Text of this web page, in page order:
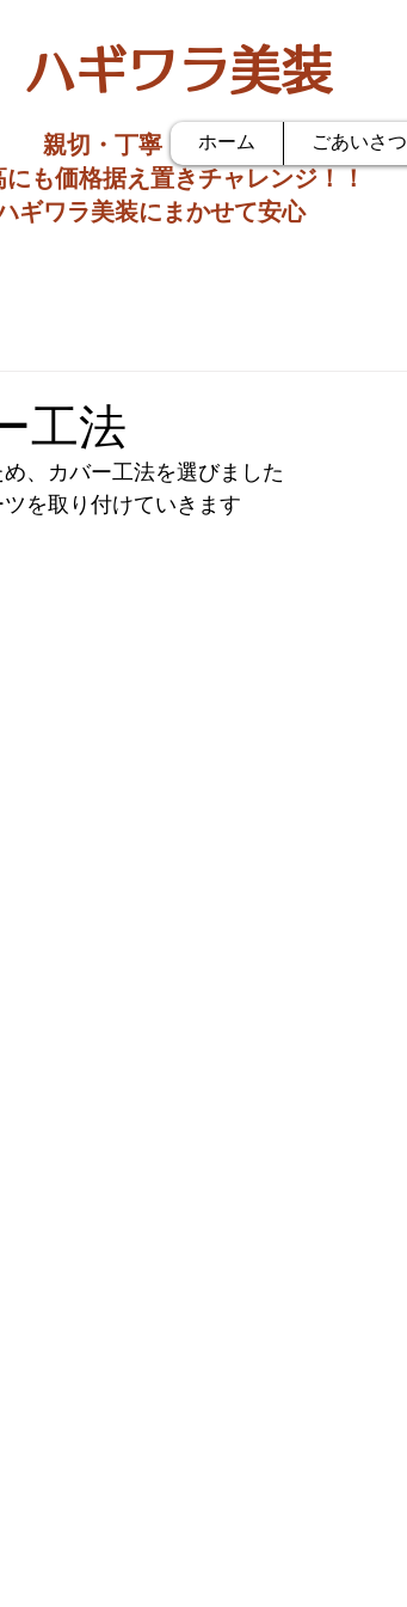
ハギワラ美装
親切・丁寧・低価格
も価格据え置きチャレンジ！！
ギワラ美装にまかせて安心
ホーム ごあいさつ
工法
、カバー工法を選びました
を取り付けていきます